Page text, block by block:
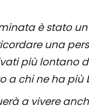
è stato
una
più lontano
a chi ne ha più
a vivere